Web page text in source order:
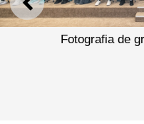
ANTERIOR
Fotografia de